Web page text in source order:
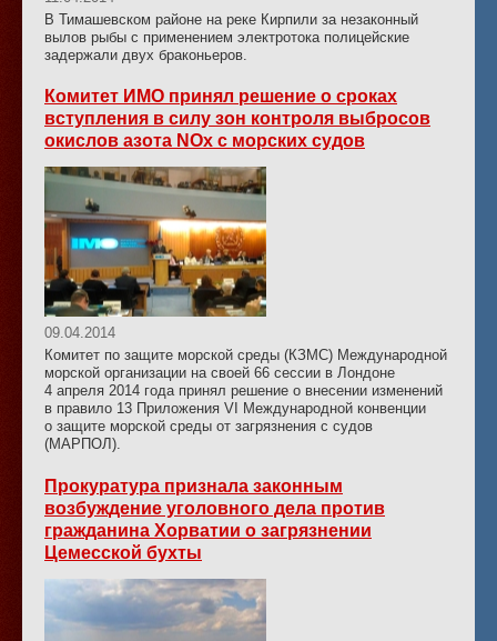
В Тимашевском районе на реке Кирпили за незаконный
вылов рыбы с применением электротока полицейские
задержали двух браконьеров.
Комитет ИМО принял решение о сроках
вступления в силу зон контроля выбросов
окислов азота NOx с морских судов
09.04.2014
Комитет по защите морской среды (КЗМС) Международной
морской организации на своей 66 сессии в Лондоне
4 апреля 2014 года принял решение о внесении изменений
в правило 13 Приложения VI Международной конвенции
о защите морской среды от загрязнения с судов
(МАРПОЛ).
Прокуратура признала законным
возбуждение уголовного дела против
гражданина Хорватии о загрязнении
Цемесской бухты